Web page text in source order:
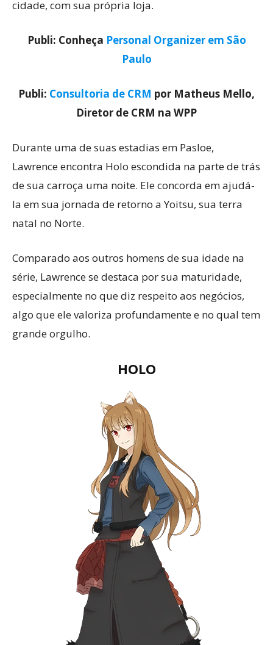
cidade, com sua própria loja.
Publi: Conheça Personal Organizer em São
Paulo
Publi: Consultoria de CRM por Matheus Mello,
Diretor de CRM na WPP
Durante uma de suas estadias em Pasloe,
Lawrence encontra Holo escondida na parte de trás
de sua carroça uma noite. Ele concorda em ajudá-
la em sua jornada de retorno a Yoitsu, sua terra
natal no Norte.
Comparado aos outros homens de sua idade na
série, Lawrence se destaca por sua maturidade,
especialmente no que diz respeito aos negócios,
algo que ele valoriza profundamente e no qual tem
grande orgulho.
HOLO